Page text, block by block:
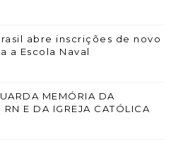
abre inscrições de novo
a Escola Naval
MEMÓRIA DA
E DA IGREJA CATÓLICA